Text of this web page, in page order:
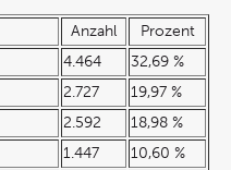
Anzahl
Prozent
4.464
32,69 %
2.727
19,97 %
2.592
18,98 %
1.447
10,60 %